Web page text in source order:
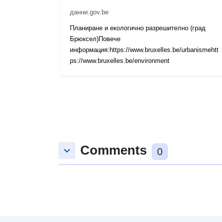
данни.gov.be
Планиране и екологично разрешително (град
Брюксел)Повече
информация:https://www.bruxelles.be/urbanismehtt
ps://www.bruxelles.be/environment
keyboard_arrow_down Comments 0